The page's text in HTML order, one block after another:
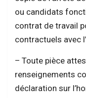
ou candidats
contrat de travail
contractuels avec
– Toute pièce
renseignements
déclaration sur